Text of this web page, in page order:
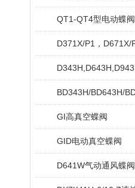
QT1-QT4型电动蝶阀
GI高真空蝶阀
GID电动真空蝶阀
D641W气动通风蝶阀